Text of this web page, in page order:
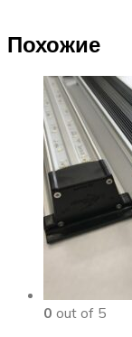
Похожие
0 out of 5